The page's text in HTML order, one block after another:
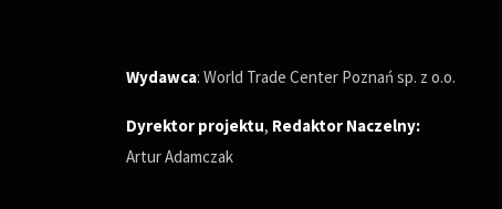
Wydawca: World Trade Center Poznań sp. z o.o.
Dyrektor projektu, Redaktor Naczelny:
Artur Adamczak